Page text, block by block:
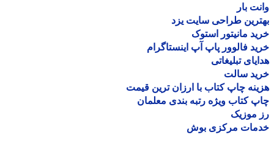
بار
طراحی سایت یزد
مانیتور استوک
فالوور پاپ آپ اینستاگرام
تبلیغاتی
سالت
چاپ کتاب با ارزان ترین قیمت
کتاب ویژه رتبه بندی معلمان
موزیک
مرکزی بوش